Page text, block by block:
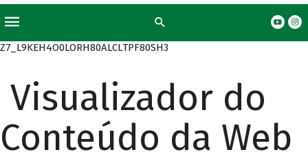
Z7_L9KEH4O0LORH80ALCLTPF80SH3
Visualizador do
Conteúdo da Web